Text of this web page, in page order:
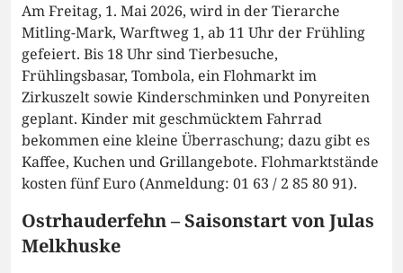
Am Freitag, 1. Mai 2026, wird in der Tierarche
Mitling-Mark, Warftweg 1, ab 11 Uhr der Frühling
gefeiert. Bis 18 Uhr sind Tierbesuche,
Frühlingsbasar, Tombola, ein Flohmarkt im
Zirkuszelt sowie Kinderschminken und Ponyreiten
geplant. Kinder mit geschmücktem Fahrrad
bekommen eine kleine Überraschung; dazu gibt es
Kaffee, Kuchen und Grillangebote. Flohmarktstände
kosten fünf Euro (Anmeldung: 01 63 / 2 85 80 91).
Ostrhauderfehn – Saisonstart von Julas
Melkhuske